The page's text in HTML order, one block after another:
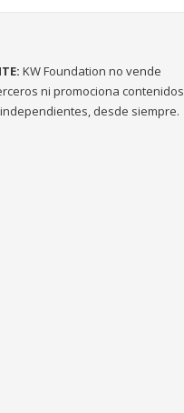
KW Foundation no vende
ni promociona contenidos
desde siempre.